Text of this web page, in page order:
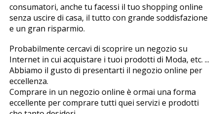
consumatori, anche tu facessi il tuo shopping online
senza uscire di casa, il tutto con grande soddisfazione
e un gran risparmio.
Probabilmente cercavi di scoprire un negozio su
Internet in cui acquistare i tuoi prodotti di Moda, etc. ...
Abbiamo il gusto di presentarti il negozio online per
eccellenza.
Comprare in un negozio online è ormai una forma
eccellente per comprare tutti quei servizi e prodotti